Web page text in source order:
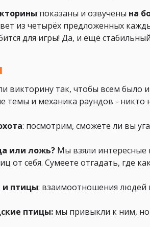
показаны и озвучены на
из четырёх предложенных
для игры! Да, и ещё
викторину так, чтобы всем было
темы и механика раундов - никто
: посмотрим, сможете ли вы
или ложь? Мы взяли
от себя. Сумеете отгадать, где
птицы: взаимоотношения людей
птицы: мы привыкли к ним, но